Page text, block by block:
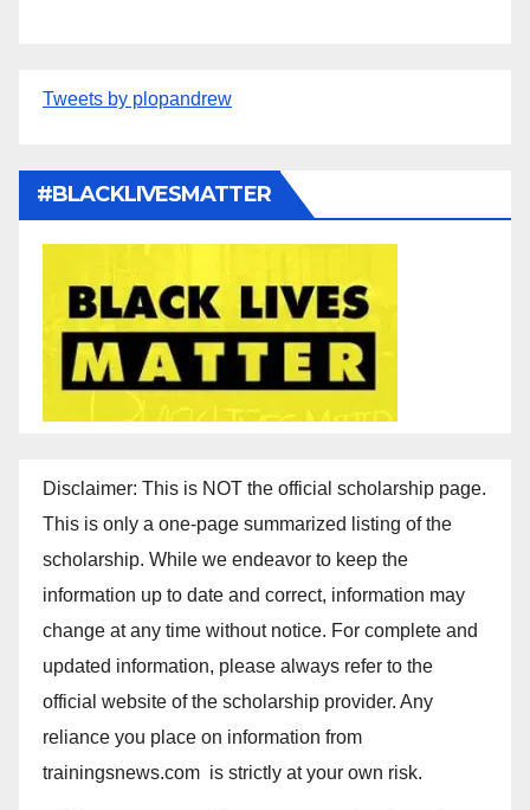
Tweets by plopandrew
#BLACKLIVESMATTER
Disclaimer: This is NOT the official scholarship page.
This is only a one-page summarized listing of the
scholarship. While we endeavor to keep the
information up to date and correct, information may
change at any time without notice. For complete and
updated information, please always refer to the
official website of the scholarship provider. Any
reliance you place on information from
trainingsnews.com is strictly at your own risk.